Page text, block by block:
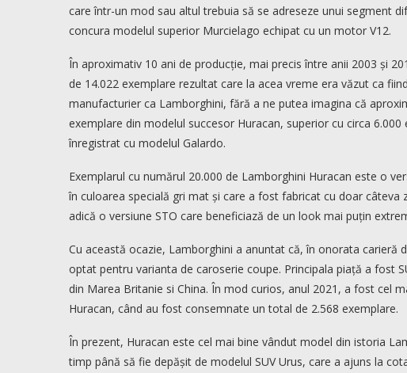
care într-un mod sau altul trebuia să se adreseze unui segment
concura modelul superior Murcielago echipat cu un motor V12.
În aproximativ 10 ani de producție, mai precis între anii 2003 și
de 14.022 exemplare rezultat care la acea vreme era văzut ca
manufacturier ca Lamborghini, fără a ne putea imagina că
exemplare din modelul succesor Huracan, superior cu circa
înregistrat cu modelul Galardo.
Exemplarul cu numărul 20.000 de Lamborghini Huracan este o
în culoarea specială gri mat și care a fost fabricat cu doar câteva
adică o versiune STO care beneficiază de un look mai puțin
Cu această ocazie, Lamborghini a anuntat că, în onorata carieră
optat pentru varianta de caroserie coupe. Principala piață a fost
din Marea Britanie si China. În mod curios, anul 2021, a fost cel
Huracan, când au fost consemnate un total de 2.568 exemplare.
În prezent, Huracan este cel mai bine vândut model din istoria
timp până să fie depășit de modelul SUV Urus, care a ajuns la